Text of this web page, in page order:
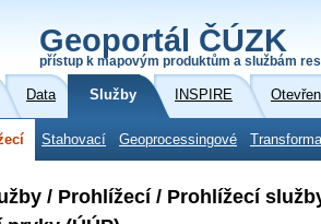
Geoportál ČÚZK
přístup k mapovým produktům a službám
Data Služby INSPIRE
Stahovací Geoprocessingové
/ Prohlížecí / Prohlížecí